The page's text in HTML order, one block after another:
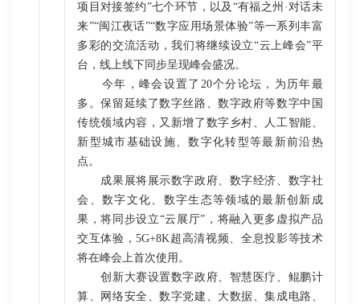
项目对接签约”七个环节，以及“有福之州·对话未
来”“闽江夜话”“数字应用场景体验”等一系列丰富
多彩的交流活动，我们将继续设立“云上峰会”平
台，线上线下同步呈现峰会盛况。
今年，峰会设置了20个分论坛，为历年最
多。保留延续了数字丝路、数字政府等数字中国
传统领域内容，又新增了数字乡村、人工智能、
新型城市基础设施、数字化转型等最新前沿热
点。
成果展将展示数字政府、数字经济、数字社
会、数字文化、数字生态等领域的最新创新成
果，将同步设立“云展厅”，将融入更多虚拟产品
交互体验，5G+8K超高清视频、全息投影等技术
将在峰会上首次使用。
创新大赛设置数字政府、智慧医疗、鲲鹏计
算、网络安全、数字党建、大数据、集成电路、